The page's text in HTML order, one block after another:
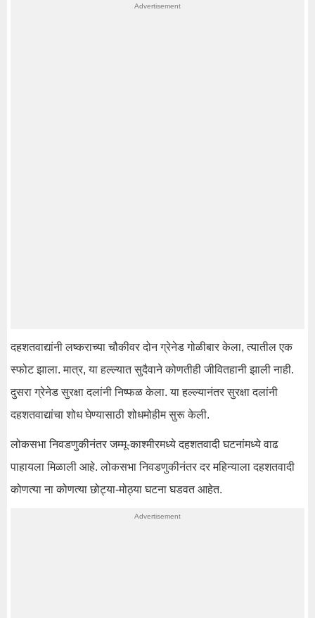
दहशतवाद्यांनी लष्कराच्या चौकीवर दोन ग्रेनेड गोळीबार केला, त्यातील एक
स्फोट झाला. मात्र, या हल्ल्यात सुदैवाने कोणतीही जीवितहानी झाली नाही.
दुसरा ग्रेनेड सुरक्षा दलांनी निष्फळ केला. या हल्ल्यानंतर सुरक्षा दलांनी
दहशतवाद्यांचा शोध घेण्यासाठी शोधमोहीम सुरू केली.
लोकसभा निवडणुकीनंतर जम्मू-काश्मीरमध्ये दहशतवादी घटनांमध्ये वाढ
पाहायला मिळाली आहे. लोकसभा निवडणुकीनंतर दर महिन्याला दहशतवादी
कोणत्या ना कोणत्या छोट्या-मोठ्या घटना घडवत आहेत.